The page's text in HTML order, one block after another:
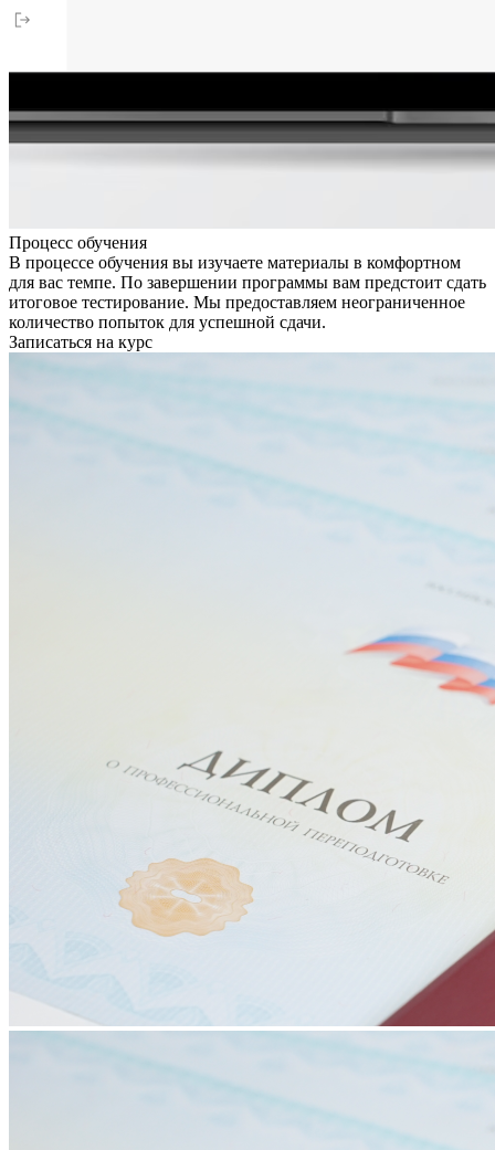
Процесс обучения
В процессе обучения вы изучаете материалы в комфортном
для вас темпе. По завершении программы вам предстоит сдать
итоговое тестирование. Мы предоставляем неограниченное
количество попыток для успешной сдачи.
Записаться на курс